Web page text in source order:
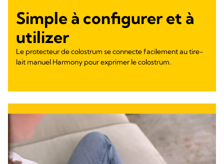
Simple à configurer et à
utilizer
Le protecteur de colostrum se connecte facilement au tire-
lait manuel Harmony pour exprimer le colostrum.